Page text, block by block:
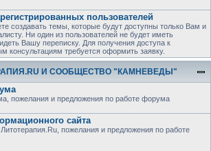
пользователей
создавать темы, которые будут доступны только Вам и
Ни один из пользователей не будет иметь
Вашу переписку. Для получения доступа к
консультациям требуется оформить заявку.
И СООБЩЕСТВО "КАМНЕВЕДЫ"
пожелания и предложения по работе форума
сайта
пожелания и предложения по работе